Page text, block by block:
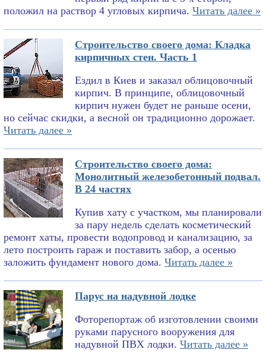
положил на раствор 4 угловых кирпича. Читать далее »
Строительство своего дома: Кладка
кирпичных стен. Часть 1
Ездил в Киев и заказал облицовочный
кирпич. В принципе, облицовочный
кирпич нужен будет не раньше осени,
но сейчас скидки, а весной он традиционно дорожает.
Читать далее »
Строительство своего дома:
Монолитный железобетонный подвал.
В 24 частях
Купив хату с участком, мы планировали
за пару недель сделать косметический
ремонт хаты, провести водопровод и канализацию, за
лето построить гараж и поставить забор, а осенью
заложить фундамент нового дома. Читать далее »
Парус на надувной лодке
Фоторепортаж об изготовлении своими
руками парусного вооружения для
надувной ПВХ лодки. Читать далее »